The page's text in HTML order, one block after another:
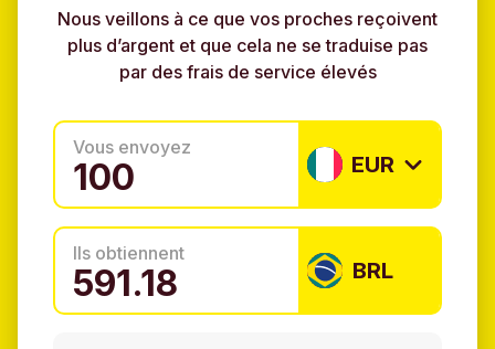
Nous veillons à ce que vos proches reçoivent
plus d’argent et que cela ne se traduise pas
par des frais de service élevés
Vous envoyez
EUR
Ils obtiennent
BRL